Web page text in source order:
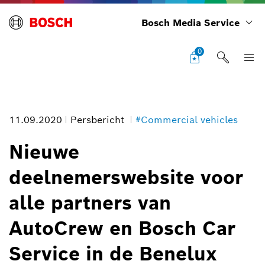
Bosch Media Service
0
11.09.2020 Persbericht #Commercial vehicles
Nieuwe
deelnemerswebsite voor
alle partners van
AutoCrew en Bosch Car
Service in de Benelux